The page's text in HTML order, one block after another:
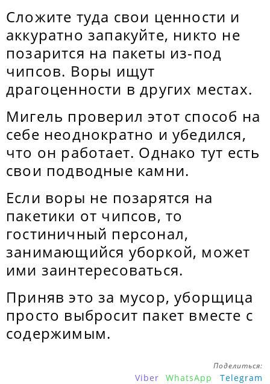
Сложите туда свои ценности и
аккуратно запакуйте, никто не
позарится на пакеты из-под
чипсов. Воры ищут
драгоценности в других местах.
Мигель проверил этот способ на
себе неоднократно и убедился,
что он работает. Однако тут есть
свои подводные камни.
Если воры не позарятся на
пакетики от чипсов, то
гостиничный персонал,
занимающийся уборкой, может
ими заинтересоваться.
Приняв это за мусор, уборщица
просто выбросит пакет вместе с
содержимым.
Поделиться:
Viber WhatsApp Telegram